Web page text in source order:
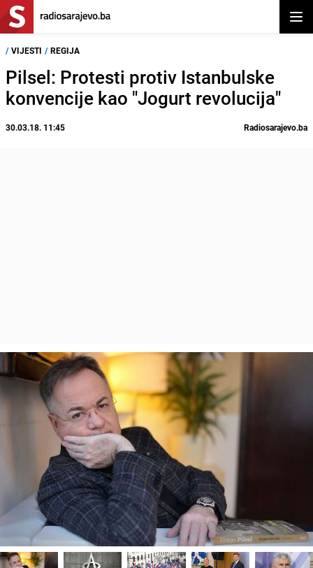
/ VIJESTI / REGIJA
Pilsel: Protesti protiv Istanbulske
konvencije kao "Jogurt revolucija"
30.03.18. 11:45 Radiosarajevo.ba